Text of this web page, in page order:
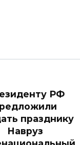
РФ
празднику
Навруз